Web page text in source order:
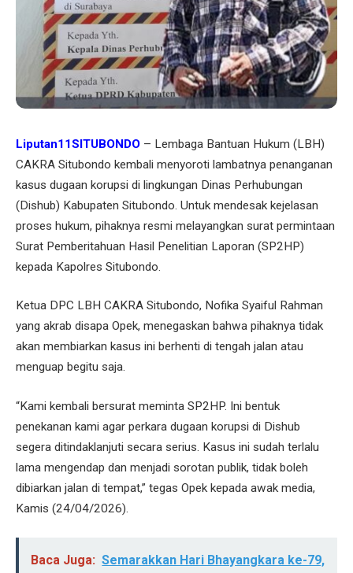
Liputan11SITUBONDO – Lembaga Bantuan Hukum (LBH)
CAKRA Situbondo kembali menyoroti lambatnya penanganan
kasus dugaan korupsi di lingkungan Dinas Perhubungan
(Dishub) Kabupaten Situbondo. Untuk mendesak kejelasan
proses hukum, pihaknya resmi melayangkan surat permintaan
Surat Pemberitahuan Hasil Penelitian Laporan (SP2HP)
kepada Kapolres Situbondo.
Ketua DPC LBH CAKRA Situbondo, Nofika Syaiful Rahman
yang akrab disapa Opek, menegaskan bahwa pihaknya tidak
akan membiarkan kasus ini berhenti di tengah jalan atau
menguap begitu saja.
“Kami kembali bersurat meminta SP2HP. Ini bentuk
penekanan kami agar perkara dugaan korupsi di Dishub
segera ditindaklanjuti secara serius. Kasus ini sudah terlalu
lama mengendap dan menjadi sorotan publik, tidak boleh
dibiarkan jalan di tempat,” tegas Opek kepada awak media,
Kamis (24/04/2026).
Baca Juga: Semarakkan Hari Bhayangkara ke-79,